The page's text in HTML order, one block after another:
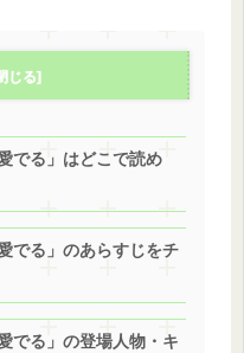
でる」はどこで読め
でる」のあらすじをチ
でる」の登場人物・キ